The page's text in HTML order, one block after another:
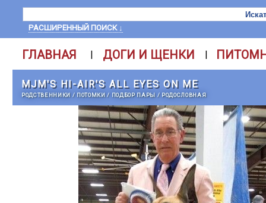
РАСШИРЕННЫЙ ПОИСК ↓
ГЛАВНАЯ | ДОГИ И ЩЕНКИ |
MJM'S HI-AIR'S ALL EYES ON ME
РОДСТВЕННИКИ / ПОТОМКИ/ ПОДБОР ПАРЫ / РОДОСЛОВНАЯ